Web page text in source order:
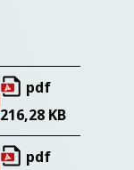
pdf
216,28 KB
pdf